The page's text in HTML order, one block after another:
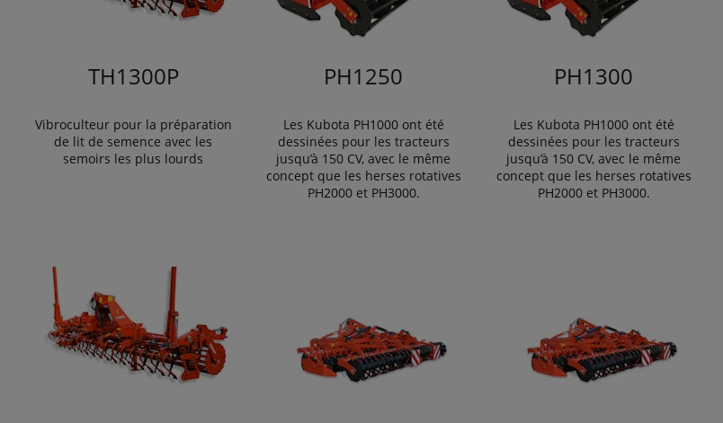
TH1300P
Vibroculteur pour la préparation
de lit de semence avec les
semoirs les plus lourds
PH1250
Les Kubota PH1000 ont été
dessinées pour les tracteurs
jusqu’à 150 CV, avec le même
concept que les herses rotatives
PH2000 et PH3000.
PH1300
Les Kubota PH1000 ont été
dessinées pour les tracteurs
jusqu’à 150 CV, avec le même
concept que les herses rotatives
PH2000 et PH3000.